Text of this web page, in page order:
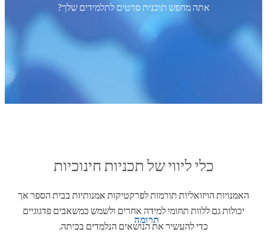
תרומה
אתה מחפש תוכנית סרטים לתלמידים שלך?
כלי ליווי של תכניות חינוכיות
האמנויות הויזואליות תורמות לפרקטיקות אמנותיות בבית הספר אך
יכולות גם ללוות תחומי למידה אחרים ולשמש כמשאבים פדגוגיים
כדי להעשיר את הנושאים הנלמדים בכיתה.